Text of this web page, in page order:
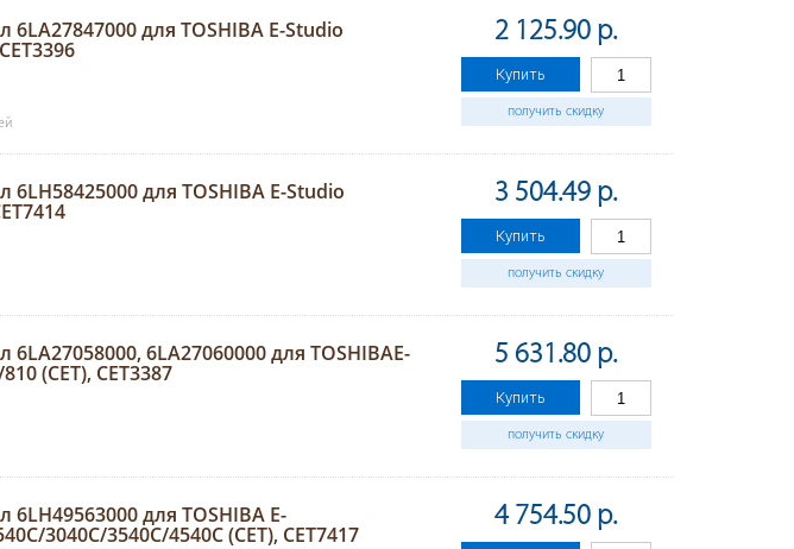
для TOSHIBA E-Studio 2 125.90 р.
Купить
получить скидку
для TOSHIBA E-Studio 3 504.49 р.
Купить
получить скидку
6LA27060000 для TOSHIBAE-
(CET), CET3387
5 631.80 р.
Купить
получить скидку
для TOSHIBA E-
3040C/3540C/4540C (CET), CET7417
4 754.50 р.